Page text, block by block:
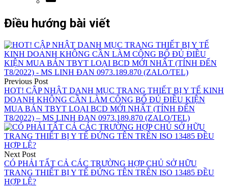
Điều hướng bài viết
Previous Post
HOT! CẬP NHẬT DANH MỤC TRANG THIẾT BỊ Y TẾ KINH
DOANH KHÔNG CẦN LÀM CÔNG BỐ ĐỦ ĐIỀU KIỆN
MUA BÁN TBYT LOẠI BCD MỚI NHẤT (TÍNH ĐẾN
T8/2022) – MS LINH ĐAN 0973.189.870 (ZALO/TEL)
Next Post
CÓ PHẢI TẤT CẢ CÁC TRƯỜNG HỢP CHỦ SỞ HỮU
TRANG THIẾT BỊ Y TẾ ĐỨNG TÊN TRÊN ISO 13485 ĐỀU
HỢP LỆ?